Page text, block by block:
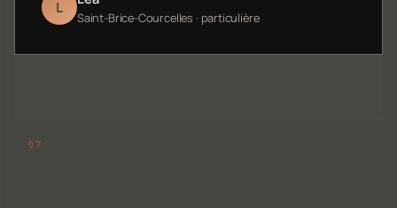
L
Saint-Brice-Courcelles · particulière